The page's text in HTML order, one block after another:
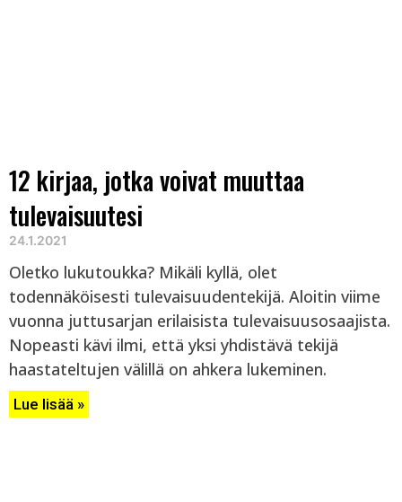
12 kirjaa, jotka voivat muuttaa
tulevaisuutesi
24.1.2021
Oletko lukutoukka? Mikäli kyllä, olet
todennäköisesti tulevaisuudentekijä. Aloitin viime
vuonna juttusarjan erilaisista tulevaisuusosaajista.
Nopeasti kävi ilmi, että yksi yhdistävä tekijä
haastateltujen välillä on ahkera lukeminen.
Lue lisää »